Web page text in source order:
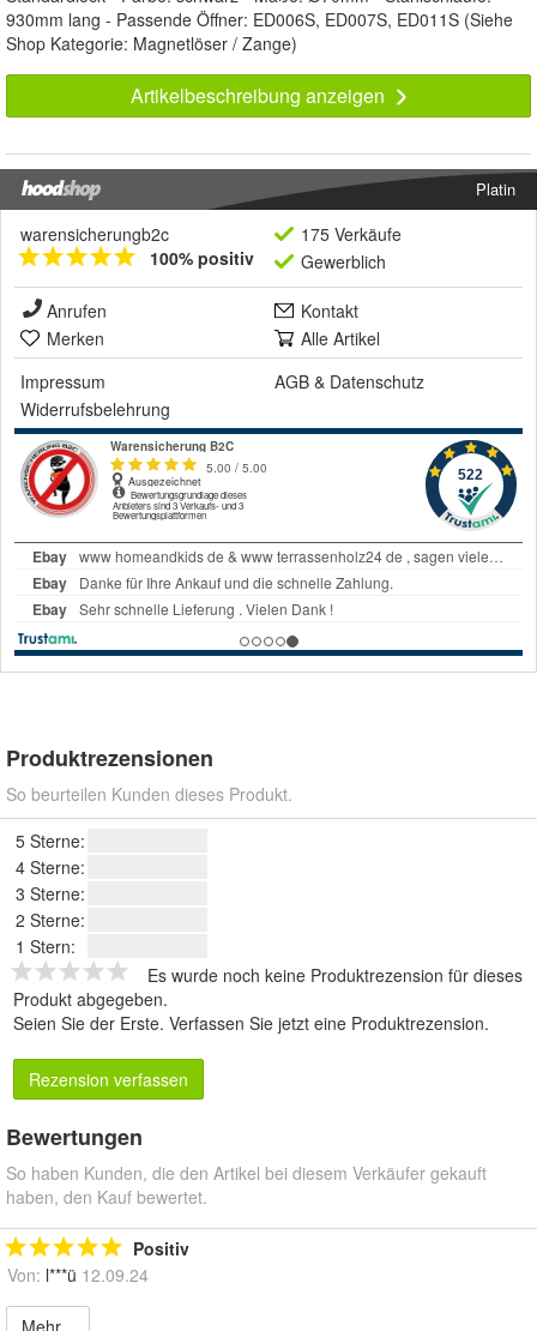
930mm lang - Passende Öffner: ED006S, ED007S, ED011S (Siehe
Shop Kategorie: Magnetlöser / Zange)
Artikelbeschreibung anzeigen
Platin
warensicherungb2c
100% positiv
175 Verkäufe
Gewerblich
Anrufen
Kontakt
Merken
Alle Artikel
Impressum
AGB & Datenschutz
Widerrufsbelehrung
Produktrezensionen
So beurteilen Kunden dieses Produkt.
5 Sterne:
4 Sterne:
3 Sterne:
2 Sterne:
1 Stern:
Es wurde noch keine Produktrezension für dieses
Produkt abgegeben.
Seien Sie der Erste. Verfassen Sie jetzt eine Produktrezension.
Rezension verfassen
Bewertungen
So haben Kunden, die den Artikel bei diesem Verkäufer gekauft
haben, den Kauf bewertet.
Positiv
Von: l***ü 12.09.24